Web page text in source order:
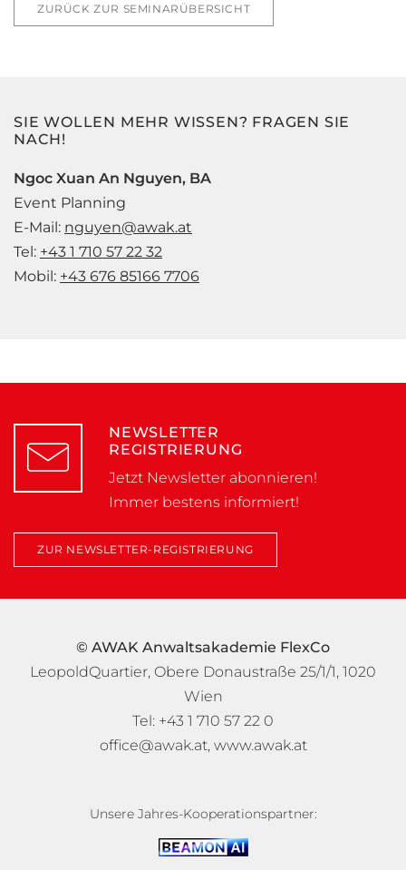
ZURÜCK ZUR SEMINARÜBERSICHT
SIE WOLLEN MEHR WISSEN? FRAGEN SIE
NACH!
Ngoc Xuan An Nguyen, BA
Event Planning
E-Mail: nguyen@awak.at
Tel: +43 1 710 57 22 32
Mobil: +43 676 85166 7706
NEWSLETTER
REGISTRIERUNG
Jetzt Newsletter abonnieren!
Immer bestens informiert!
ZUR NEWSLETTER-REGISTRIERUNG
© AWAK Anwaltsakademie FlexCo
LeopoldQuartier, Obere Donaustraße 25/1/1, 1020
Wien
Tel: +43 1 710 57 22 0
office@awak.at, www.awak.at
Unsere Jahres-Kooperationspartner: